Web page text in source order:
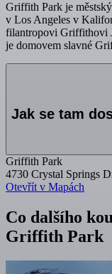
Griffith Park je
v Los Angeles v
filantropovi Griffithovi
je domovem slavné
Jak se tam
Griffith Park
4730 Crystal Springs
Otevřít v Mapách
Co dalšího
Griffith Park